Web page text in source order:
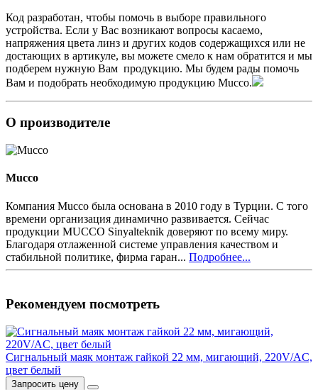
Код разработан, чтобы помочь в выборе правильного
устройства. Если у Вас возникают вопросы касаемо,
напряжения цвета линз и других кодов содержащихся или не
достающих в артикуле, вы можете смело к нам обратится и мы
подберем нужную Вам продукцию. Мы будем рады помочь
Вам и подобрать необходимую продукцию Mucco.
О производителе
Mucco
Компания Mucco была основана в 2010 году в Турции. С того
времени организация динамично развивается. Сейчас
продукции MUCCO Sinyalteknik доверяют по всему миру.
Благодаря отлаженной системе управления качеством и
стабильной политике, фирма гаран... Подробнее...
Рекомендуем посмотреть
Сигнальный маяк монтаж гайкой 22 мм, мигающий, 220V/AC,
цвет белый
Запросить цену